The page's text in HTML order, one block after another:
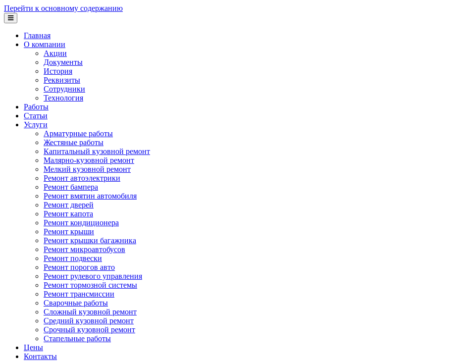
Перейти к основному содержанию
Главная
О компании
Акции
Документы
История
Реквизиты
Сотрудники
Технология
Работы
Статьи
Услуги
Арматурные работы
Жестяные работы
Капитальный кузовной ремонт
Малярно-кузовной ремонт
Мелкий кузовной ремонт
Ремонт автоэлектрики
Ремонт бампера
Ремонт вмятин автомобиля
Ремонт дверей
Ремонт капота
Ремонт кондиционера
Ремонт крыши
Ремонт крышки багажника
Ремонт микроавтобусов
Ремонт подвески
Ремонт порогов авто
Ремонт рулевого управления
Ремонт тормозной системы
Ремонт трансмиссии
Сварочные работы
Сложный кузовной ремонт
Средний кузовной ремонт
Срочный кузовной ремонт
Стапельные работы
Цены
Контакты